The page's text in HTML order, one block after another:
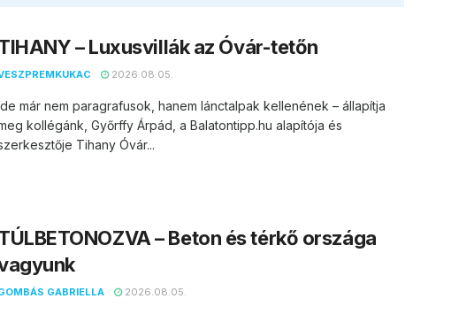
– Luxusvillák az Óvár-tetőn
2026.08.05.
már nem paragrafusok, hanem lánctalpak kellenének – állapítja
kollégánk, Győrffy Árpád, a Balatontipp.hu alapítója és
Tihany Óvár...
– Beton és térkő országa
GABRIELLA 2026.08.05.